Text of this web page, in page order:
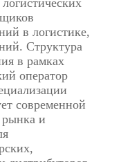
в логистике,
Структура
в рамках
оператор
современной
рынка и